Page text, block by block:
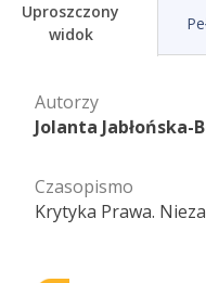
Uproszczony
widok
Autorzy
Jolanta Jabłońska-
Czasopismo
Krytyka Prawa.